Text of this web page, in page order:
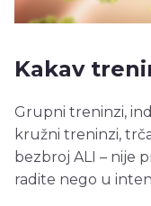
Kakav
Grupni treninzi,
kružni treninzi,
bezbroj ALI – nije
radite nego u